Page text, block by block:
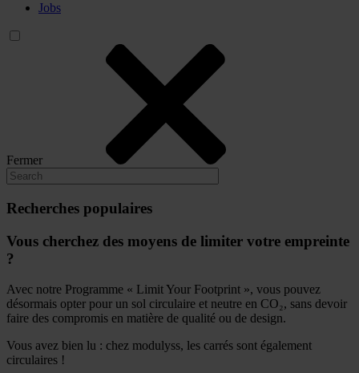
Jobs
Fermer
Recherches populaires
Vous cherchez des moyens de limiter votre empreinte
?
Avec notre Programme « Limit Your Footprint », vous pouvez
désormais opter pour un sol circulaire et neutre en CO₂, sans devoir
faire des compromis en matière de qualité ou de design.
Vous avez bien lu : chez modulyss, les carrés sont également
circulaires !